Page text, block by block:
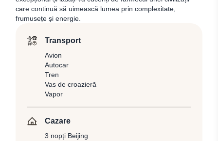
care continuă să uimească lumea prin complexitate,
frumusețe și energie.
Transport
Avion
Autocar
Tren
Vas de croazieră
Vapor
Cazare
3 nopți Beijing